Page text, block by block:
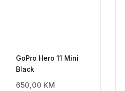
GoPro Hero 11 Mini
Black
650,00 KM